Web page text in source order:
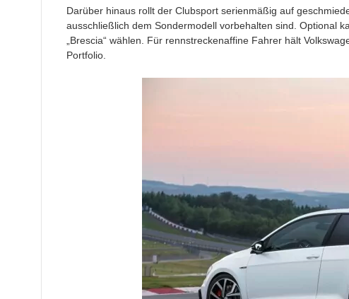
Darüber hinaus rollt der Clubsport serienmäßig auf
ausschließlich dem Sondermodell vorbehalten sind. Optional
„Brescia“ wählen. Für rennstreckenaffine Fahrer hält
Portfolio.